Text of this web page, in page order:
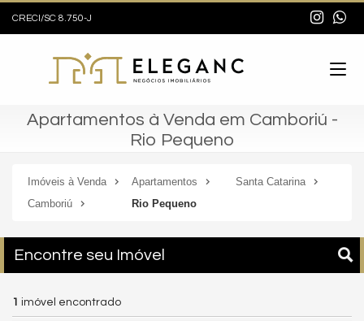
CRECI/SC 8.750-J
Apartamentos à Venda em Camboriú -
Rio Pequeno
Imóveis à Venda Apartamentos
Santa Catarina
Camboriú
Rio Pequeno
Encontre seu Imóvel
1 imóvel encontrado